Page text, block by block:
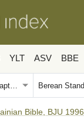
YLT ASV BBE
Bible, BJU 1996